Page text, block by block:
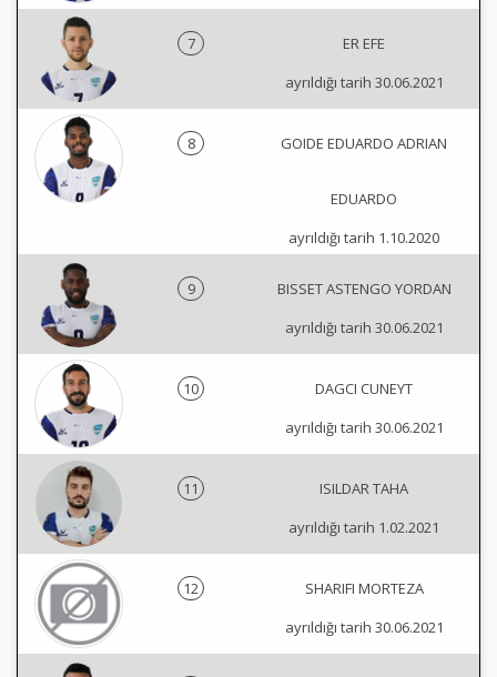
7
ER EFE
ayrıldığı tarih 30.06.2021
8 GOIDE EDUARDO ADRIAN
EDUARDO
ayrıldığı tarih 1.10.2020
9
BISSET ASTENGO YORDAN
ayrıldığı tarih 30.06.2021
10
DAGCI CUNEYT
ayrıldığı tarih 30.06.2021
11
ISILDAR TAHA
ayrıldığı tarih 1.02.2021
12
SHARIFI MORTEZA
ayrıldığı tarih 30.06.2021